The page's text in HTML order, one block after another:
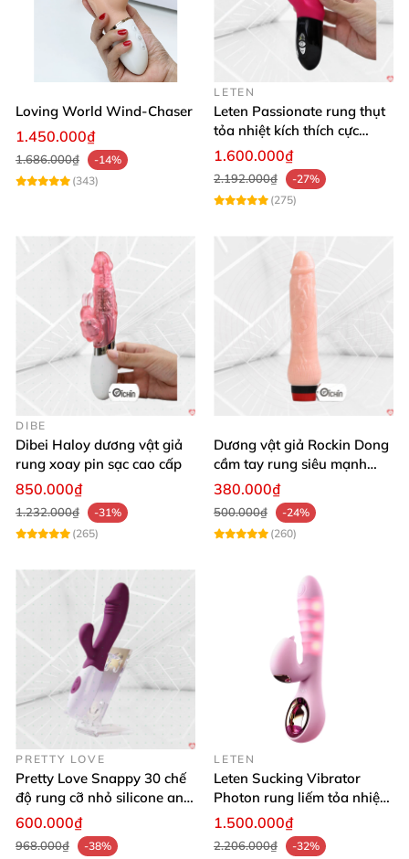
Loving World Wind-Chaser
1.450.000₫
1.686.000₫
-14%
(343)
LETEN
Leten Passionate rung thụt
tỏa nhiệt kích thích cực
mạnh
1.600.000₫
2.192.000₫
-27%
(275)
DIBE
Dibei Haloy dương vật giả
rung xoay pin sạc cao cấp
850.000₫
1.232.000₫
-31%
(265)
Dương vật giả Rockin Dong
cầm tay rung siêu mạnh
silicon y tế cao cấp
380.000₫
500.000₫
-24%
(260)
PRETTY LOVE
Pretty Love Snappy 30 chế
độ rung cỡ nhỏ silicone an
toàn pin AAA dễ dùng
600.000₫
968.000₫
-38%
LETEN
Leten Sucking Vibrator
Photon rung liếm tỏa nhiệt
pin sạc cao cấp
1.500.000₫
2.206.000₫
-32%